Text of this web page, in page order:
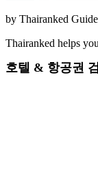
by Thairanked Guide
Thairanked helps
호텔 & 항공권